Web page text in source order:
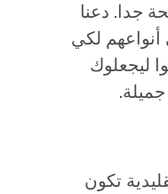
جدا. دعنا
لكي
ليجعلوك
تكون